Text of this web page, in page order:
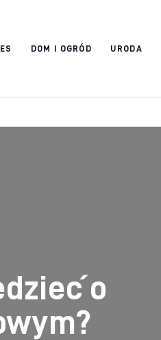
DOM I OGRÓD URODA
o